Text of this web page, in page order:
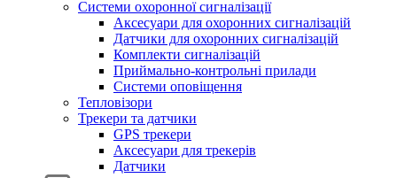
Системи охоронної сигналізації
Аксесуари для охоронних сигналізацій
Датчики для охоронних сигналізацій
Комплекти сигналізацій
Приймально-контрольні прилади
Системи оповіщення
Тепловізори
Трекери та датчики
GPS трекери
Аксесуари для трекерів
Датчики